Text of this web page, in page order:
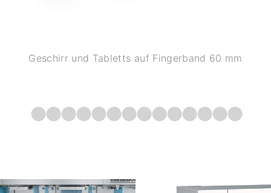
Geschirr und Tabletts auf Fingerband 60 mm